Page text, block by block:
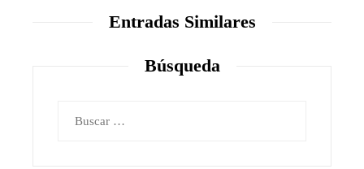
Entradas Similares
Búsqueda